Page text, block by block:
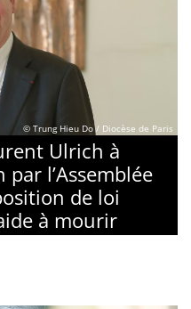
© Trung Hieu Do / Diocèse de Paris
Ulrich à
l’Assemblée
de loi
à mourir